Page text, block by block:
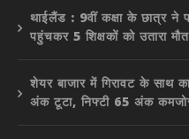
थाईलैंड : 9वीं कक्षा के छात्र ने
पहुंचकर 5 शिक्षकों को उतारा
शेयर बाजार में गिरावट के साथ
अंक टूटा, निफ्टी 65 अंक